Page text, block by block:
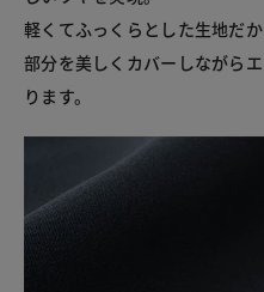
軽くてふっくらとした生地だ
部分を美しくカバーしながら
ります。